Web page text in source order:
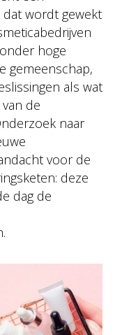
wordt gewekt
hoge
gemeenschap,
als wat
de
naar
voor de
deze
dag de